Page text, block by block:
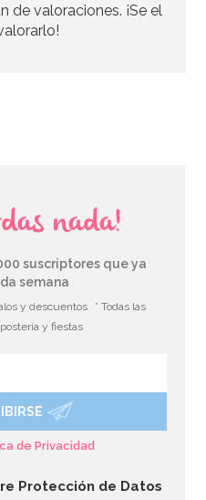
27,5 cm
de valoraciones. ¡Se el
nada!
suscriptores que ya
semana
y descuentos
* Todas las
y fiestas
de Privacidad
Protección de Datos